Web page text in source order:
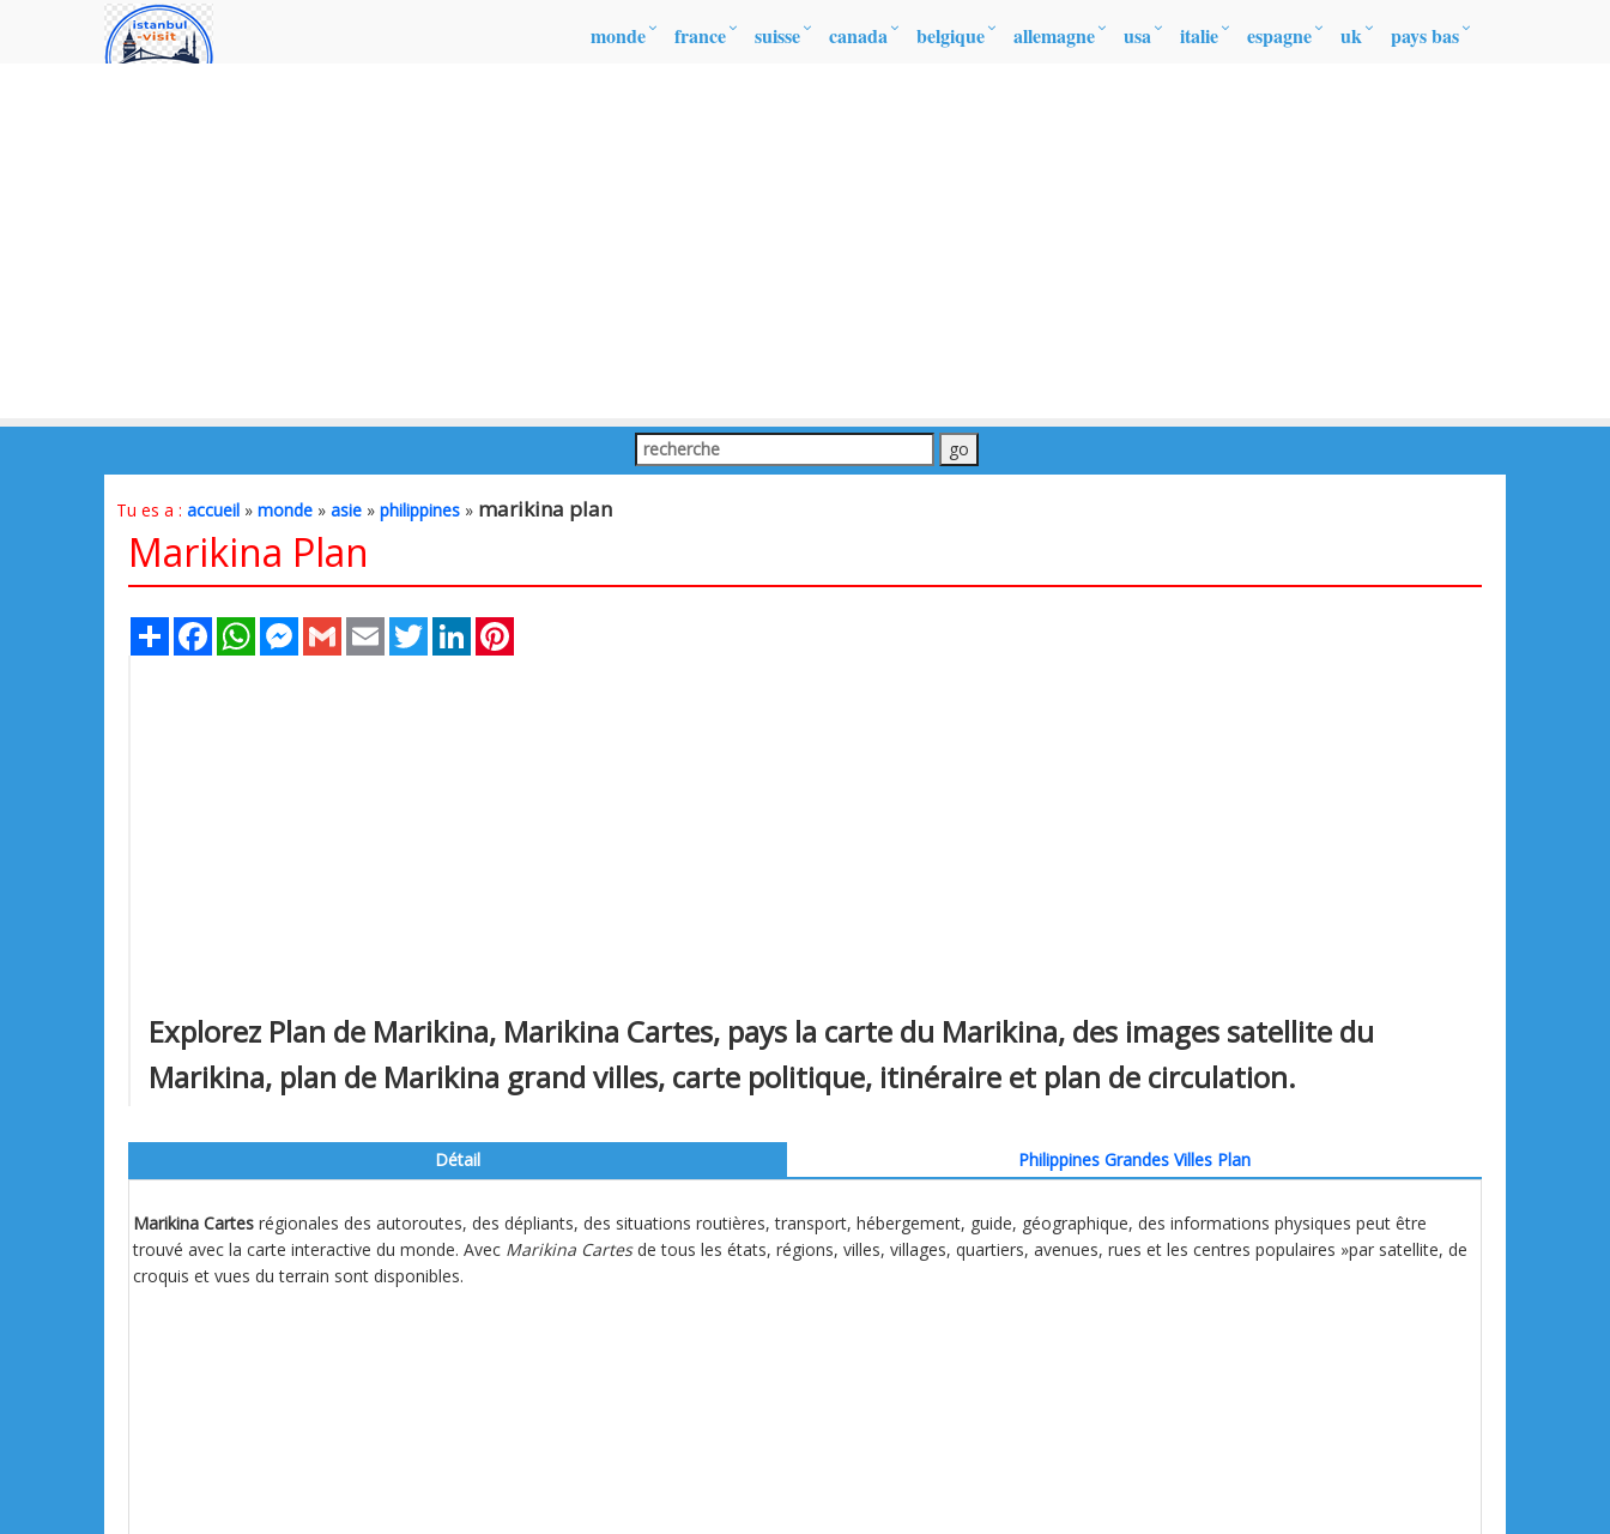
monde france suisse canada belgique allemagne usa italie espagne uk pays bas
Tu es a : accueil » monde » asie » philippines » marikina plan
Marikina Plan
Share FacebookWhatsAppMessenger
Gmail Email TwitterLinkedIn
Explorez Plan de Marikina, Marikina Cartes, pays la carte du Marikina, des images satellite du
Marikina, plan de Marikina grand villes, carte politique, itinéraire et plan de circulation.
Détail Philippines Grandes Villes Plan
Marikina Cartes régionales des autoroutes, des dépliants, des situations routières, transport, hébergement, guide, géographique, des informations physiques peut être
trouvé avec la carte interactive du monde. Avec Marikina Cartesde tous les états, régions, villes, villages, quartiers, avenues, rues et les centres populaires »par satellite, de
croquis et vues du terrain sont disponibles.